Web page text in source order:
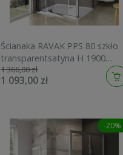
Ścianaka RAVAK PPS 80 szkło
transparentsatyna H 1900
90G40U00Z1
1 366,00 zł
1 093,00 zł
-20%